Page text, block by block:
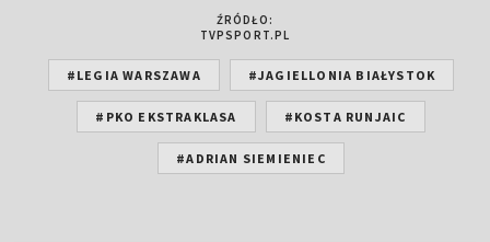
ŹRÓDŁO:
TVPSPORT.PL
#LEGIA WARSZAWA #JAGIELLONIA BIAŁYSTOK
#PKO EKSTRAKLASA #KOSTA RUNJAIC
#ADRIAN SIEMIENIEC